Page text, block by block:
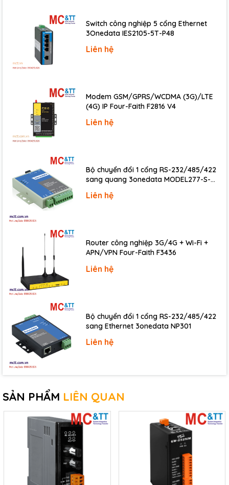
Switch công nghiệp 5 cổng Ethernet
3Onedata IES2105-5T-P48
Liên hệ
Modem GSM/GPRS/WCDMA (3G)/LTE
(4G) IP Four-Faith F2816 V4
Liên hệ
Bộ chuyển đổi 1 cổng RS-232/485/422
sang quang 3onedata MODEL277-S-
20KM)
Liên hệ
Router công nghiệp 3G/4G + Wi-Fi +
APN/VPN Four-Faith F3436
Liên hệ
Bộ chuyển đổi 1 cổng RS-232/485/422
sang Ethernet 3onedata NP301
Liên hệ
SẢN PHẨM LIÊN QUAN